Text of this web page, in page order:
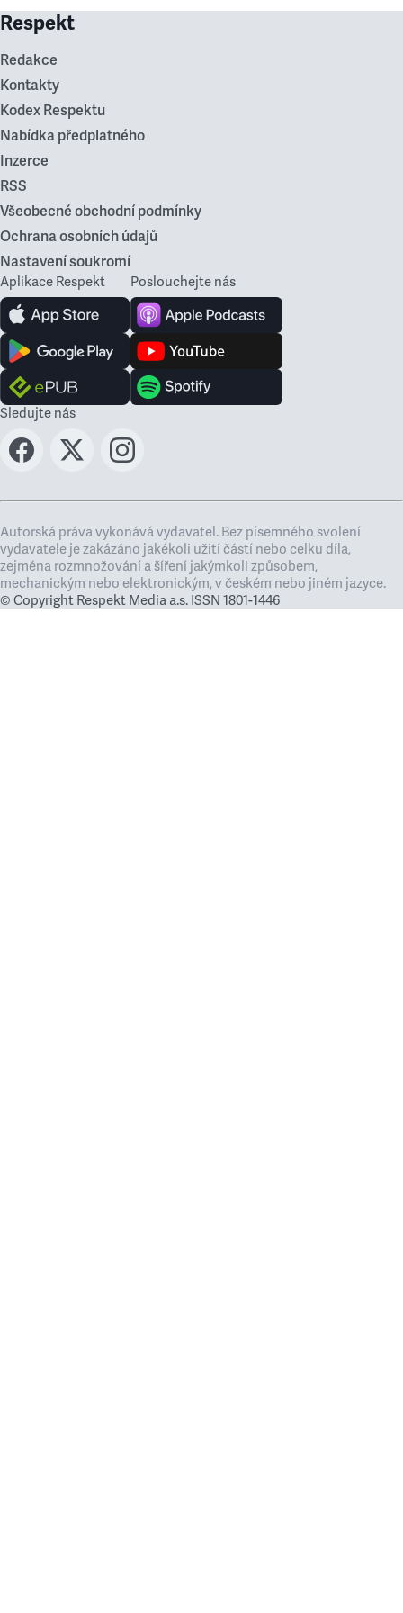
Respekt
Redakce
Kontakty
Kodex Respektu
Nabídka předplatného
Inzerce
RSS
Všeobecné obchodní podmínky
Ochrana osobních údajů
Nastavení soukromí
Aplikace Respekt Poslouchejte nás
Sledujte nás
Autorská práva vykonává vydavatel. Bez písemného svolení
vydavatele je zakázáno jakékoli užití částí nebo celku díla,
zejména rozmnožování a šíření jakýmkoli způsobem,
mechanickým nebo elektronickým, v českém nebo jiném jazyce.
© Copyright Respekt Media a.s. ISSN 1801-1446